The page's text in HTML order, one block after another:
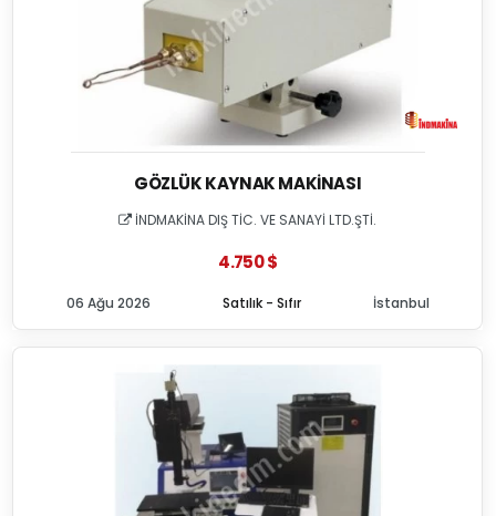
GÖZLÜK KAYNAK MAKINASI
İNDMAKİNA DIŞ TİC. VE SANAYİ LTD.ŞTİ.
4.750 $
Satılık - Sıfır
06 Ağu 2026 İstanbul